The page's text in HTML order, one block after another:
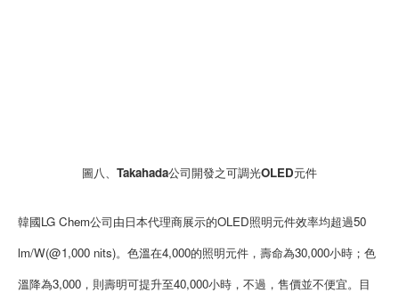
圖八、Takahada公司開發之可調光OLED元件
韓國LG Chem公司由日本代理商展示的OLED照明元件效率均超過50
lm/W(@1,000 nits)。色溫在4,000的照明元件，壽命為30,000小時；色
溫降為3,000，則壽明可提升至40,000小時，不過，售價並不便宜。 目